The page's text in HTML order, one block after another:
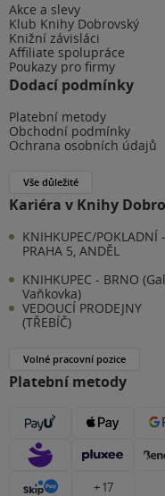
Akce a slevy
Klub Knihy Dobrovský
Knižní závisláci
Affiliate spolupráce
Poukazy pro firmy
Dodací podmínky
Platební metody
Obchodní podmínky
Ochrana osobních údajů
Vše důležité
Kariéra v Knihy
KNIHKUPEC/POKLADNÍ -
PRAHA 5, ANDĚL
KNIHKUPEC - BRNO
Vaňkovka)
VEDOUCÍ PRODEJNY
(TŘEBÍČ)
Volné pracovní pozice
Platební metody
+ 17